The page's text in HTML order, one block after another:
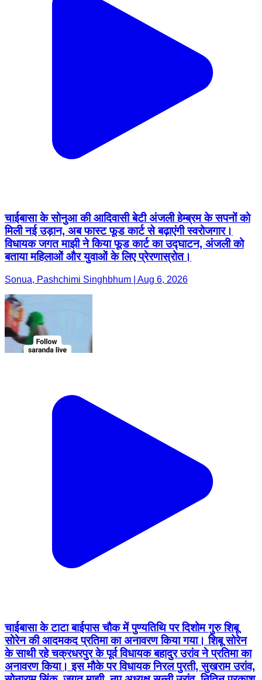
चाईबासा के सोनुआ की आदिवासी बेटी अंजली हेम्ब्रम के सपनों को
मिली नई उड़ान, अब फास्ट फूड कार्ट से बढ़ाएंगी स्वरोजगार।
विधायक जगत माझी ने किया फूड कार्ट का उद्घाटन, अंजली को
बताया महिलाओं और युवाओं के लिए प्रेरणास्रोत।
Sonua, Pashchimi Singhbhum | Aug 6, 2026
चाईबासा के टाटा बाईपास चौक में पुण्यतिथि पर दिशोम गुरु शिबू
सोरेन की आदमकद प्रतिमा का अनावरण किया गया। शिबू सोरेन
के साथी रहे चक्रधरपुर के पूर्व विधायक बहादुर उरांव ने प्रतिमा का
अनावरण किया। इस मौके पर विधायक निरल पुरती, सुखराम उरांव,